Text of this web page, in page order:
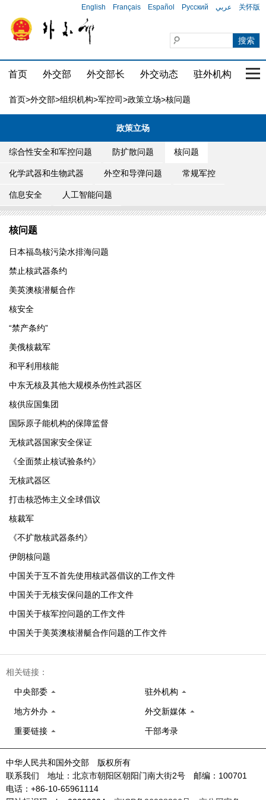
English Français Español Русский عربي 关怀版
首页 外交部 外交部长 外交动态 驻外机构 国
首页>外交部>组织机构>军控司>政策立场>核问题
政策立场
综合性安全和军控问题 防扩散问题 核问题
化学武器和生物武器 外空和导弹问题 常规军控
信息安全 人工智能问题
核问题
日本福岛核污染水排海问题
禁止核武器条约
美英澳核潜艇合作
核安全
“禁产条约”
美俄核裁军
和平利用核能
中东无核及其他大规模杀伤性武器区
核供应国集团
国际原子能机构的保障监督
无核武器国家安全保证
《全面禁止核试验条约》
无核武器区
打击核恐怖主义全球倡议
核裁军
《不扩散核武器条约》
伊朗核问题
中国关于互不首先使用核武器倡议的工作文件
中国关于无核安保问题的工作文件
中国关于核军控问题的工作文件
中国关于美英澳核潜艇合作问题的工作文件
相关链接：
中央部委 驻外机构
地方外办 外交新媒体
重要链接 干部考录
中华人民共和国外交部 版权所有
联系我们 地址：北京市朝阳区朝阳门南大街2号 邮编：100701
电话：+86-10-65961114